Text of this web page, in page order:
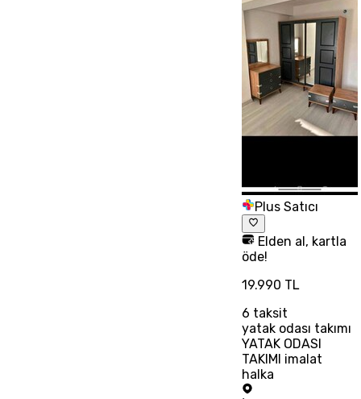
Plus Satıcı
Elden al, kartla
öde!
19.990 TL
6 taksit
yatak odası takımı
YATAK ODASI
TAKIMI imalat
halka